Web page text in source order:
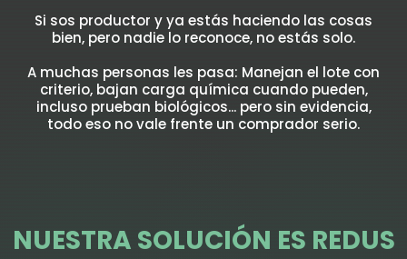
Si sos productor y ya estás haciendo las cosas
bien, pero nadie lo reconoce, no estás solo.
A muchas personas les pasa: Manejan el lote con
criterio, bajan carga química cuando pueden,
incluso prueban biológicos... pero sin evidencia,
todo eso no vale frente un comprador serio.
NUESTRA SOLUCIÓN ES REDUS